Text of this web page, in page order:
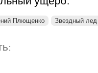
Плющенко Звездный лед